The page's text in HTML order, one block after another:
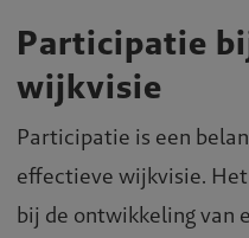
Participatie
wijkvisie
Participatie is een
effectieve wijkvisie.
bij de ontwikkeling van